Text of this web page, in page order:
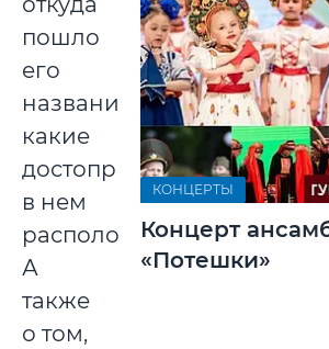
пошло
его
название,
какие
достопримечательности
в нем
расположены.
А
также
о том,
КОНЦЕРТЫ
Концерт
«Потешки»